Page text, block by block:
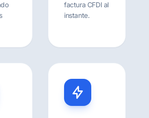
factura CFDI al
instante.